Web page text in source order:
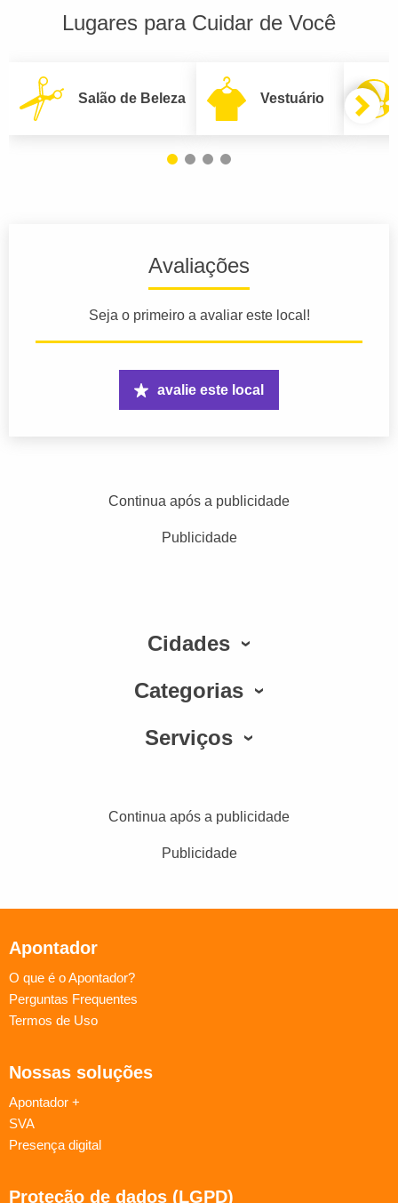
Lugares para Cuidar de Você
Salão de Beleza Vestuário
Avaliações
Seja o primeiro a avaliar este local!
avalie este local
Continua após a publicidade
Publicidade
Cidades
Categorias
Serviços
Continua após a publicidade
Publicidade
Apontador
O que é o Apontador?
Perguntas Frequentes
Termos de Uso
Nossas soluções
Apontador +
SVA
Presença digital
Proteção de dados (LGPD)